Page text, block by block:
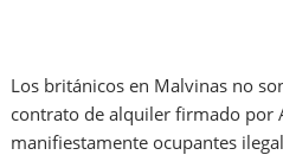
Los británicos en Malvinas no
contrato de alquiler firmado por
manifiestamente ocupantes